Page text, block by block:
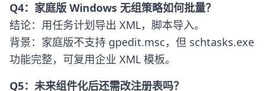
Q4：家庭版 Windows 无组策略如何批量？
结论：用任务计划导出 XML，脚本导入。
背景：家庭版不支持 gpedit.msc，但 schtasks.exe
功能完整，可复用企业 XML 模板。
Q5：未来组件化后还需改注册表吗？